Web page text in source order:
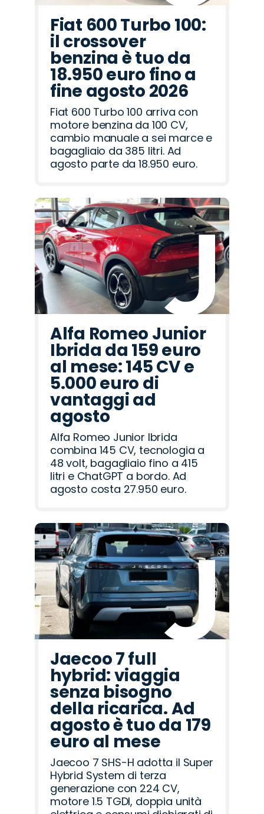
Fiat 600 Turbo 100:
il crossover
benzina è tuo da
18.950 euro fino a
fine agosto 2026
Fiat 600 Turbo 100 arriva con
motore benzina da 100 CV,
cambio manuale a sei marce e
bagagliaio da 385 litri. Ad
agosto parte da 18.950 euro.
Alfa Romeo Junior
Ibrida da 159 euro
al mese: 145 CV e
5.000 euro di
vantaggi ad
agosto
Alfa Romeo Junior Ibrida
combina 145 CV, tecnologia a
48 volt, bagagliaio fino a 415
litri e ChatGPT a bordo. Ad
agosto costa 27.950 euro.
Jaecoo 7 full
hybrid: viaggia
senza bisogno
della ricarica. Ad
agosto è tuo da 179
euro al mese
Jaecoo 7 SHS-H adotta il Super
Hybrid System di terza
generazione con 224 CV,
motore 1.5 TGDI, doppia unità